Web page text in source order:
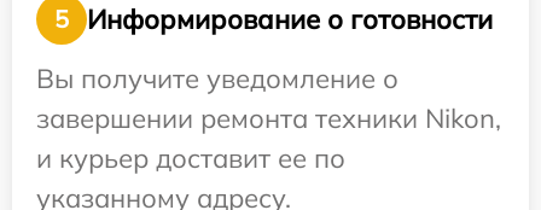
5
Информирование о готовности
Вы получите уведомление о
завершении ремонта техники Nikon,
и курьер доставит ее по
указанному адресу.